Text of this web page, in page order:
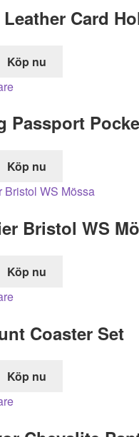
799,00 kr.559,30 kr.
Card
Köp nu
Passport
Köp nu
Bristol WS
Köp nu
Coaster Set
Köp nu